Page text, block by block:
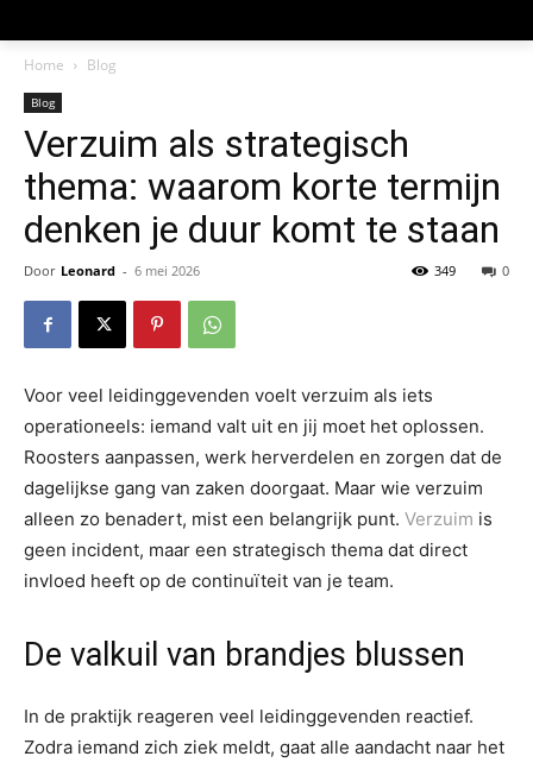
Home Blog
Blog
Verzuim als strategisch
thema: waarom korte termijn
denken je duur komt te staan
Door Leonard - 6 mei 2026 0
349
Voor veel leidinggevenden voelt verzuim als iets
operationeels: iemand valt uit en jij moet het oplossen.
Roosters aanpassen, werk herverdelen en zorgen dat de
dagelijkse gang van zaken doorgaat. Maar wie verzuim
alleen zo benadert, mist een belangrijk punt. Verzuim is
geen incident, maar een strategisch thema dat direct
invloed heeft op de continuïteit van je team.
De valkuil van brandjes blussen
In de praktijk reageren veel leidinggevenden reactief.
Zodra iemand zich ziek meldt, gaat alle aandacht naar het